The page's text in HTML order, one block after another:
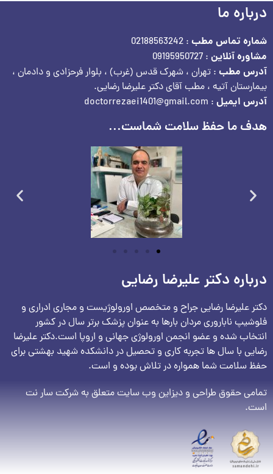
درباره ما
شماره تماس مطب : 02188563242
مشاوره آنلاین : 09195950727
آدرس مطب : تهران ، شهرک قدس (غرب) ، بلوار فرحزادی و دادمان ،
بیمارستان آتیه ، مطب آقای دکتر علیرضا رضایی.
آدرس ایمیل : doctorrezaei1401@gmail.com
هدف ما حفظ سلامت شماست...
درباره دکتر علیرضا رضایی
دکتر علیرضا رضایی جراح و متخصص اورولوژیست و مجاری ادراری و
فلوشیپ ناباروری مردان بارها به عنوان پزشک برتر سال در کشور
انتخاب شده و عضو انجمن اورولوژی جهانی و اروپا است.دکتر علیرضا
رضایی با سال ها تجربه کاری و تحصیل در دانشکده شهید بهشتی برای
حفظ سلامت شما همواره در تلاش بوده و است.
تمامی حقوق طراحی و دیزاین وب سایت متعلق به شرکت سار نت
است.